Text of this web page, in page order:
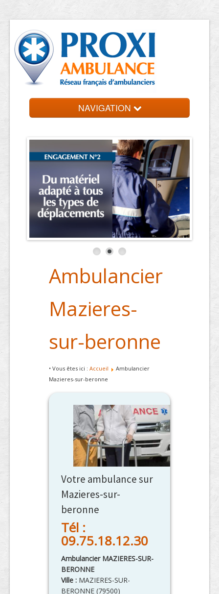
NAVIGATION
Ambulancier
Mazieres-
sur-beronne
• Vous êtes ici : Accueil
Ambulancier
Mazieres-sur-beronne
Votre ambulance sur
Mazieres-sur-
beronne
Tél :
09.75.18.12.30
Ambulancier MAZIERES-SUR-
BERONNE
Ville : MAZIERES-SUR-
BERONNE (79500)